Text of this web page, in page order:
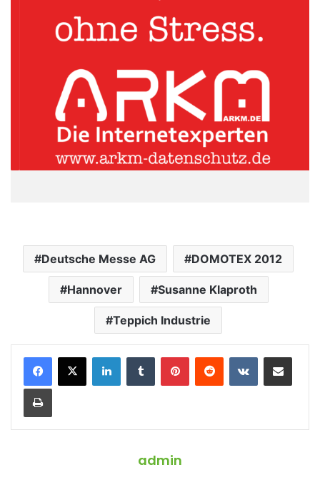
Deutsche Messe AG DOMOTEX 2012
Hannover Susanne Klaproth
Teppich Industrie
admin